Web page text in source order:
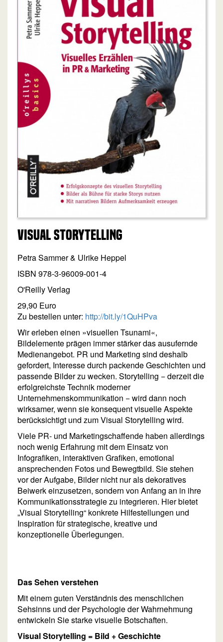
Visual Storytelling
Petra Sammer & Ulrike Heppel
ISBN 978-3-96009-001-4
O'Reilly Verlag
29,90 Euro
Zu bestellen unter: http://bit.ly/1QuHPva
Wir erleben einen »visuellen Tsunami«,
Bildelemente prägen immer stärker das ausufernde
Medienangebot. PR und Marketing sind deshalb
gefordert, Interesse durch packende Geschichten und
passende Bilder zu wecken. Storytelling − derzeit die
erfolgreichste Technik moderner
Unternehmenskommunikation − wird dann noch
wirksamer, wenn sie konsequent visuelle Aspekte
berücksichtigt und zum Visual Storytelling wird.
Viele PR- und Marketingschaffende haben allerdings
noch wenig Erfahrung mit dem Einsatz von
Infografiken, interaktiven Grafiken, emotional
ansprechenden Fotos und Bewegtbild. Sie stehen
vor der Aufgabe, Bilder nicht nur als dekoratives
Beiwerk einzusetzen, sondern von Anfang an in ihre
Kommunikationsstrategie zu integrieren. Hier bietet
„Visual Storytelling“ konkrete Hilfestellungen und
Inspiration für strategische, kreative und
konzeptionelle Überlegungen.
Das Sehen verstehen
Mit einem guten Verständnis des menschlichen
Sehsinns und der Psychologie der Wahrnehmung
entwickeln Sie starke visuelle Botschaften.
Visual Storytelling = Bild + Geschichte